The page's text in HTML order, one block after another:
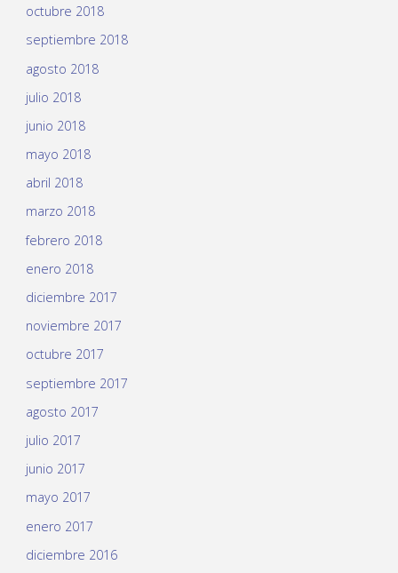
octubre 2018
septiembre 2018
agosto 2018
julio 2018
junio 2018
mayo 2018
abril 2018
marzo 2018
febrero 2018
enero 2018
diciembre 2017
noviembre 2017
octubre 2017
septiembre 2017
agosto 2017
julio 2017
junio 2017
mayo 2017
enero 2017
diciembre 2016